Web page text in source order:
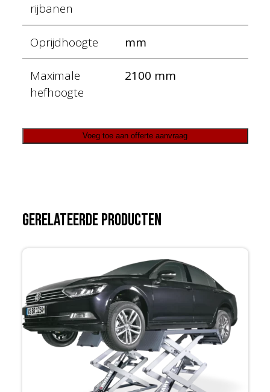
rijbanen
Oprijdhoogte mm
Maximale
hefhoogte
2100 mm
Voeg toe aan offerte aanvraag
Gerelateerde producten